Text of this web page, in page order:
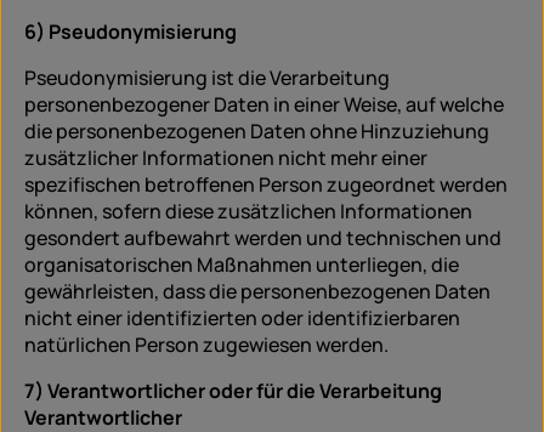
6) Pseudonymisierung
Pseudonymisierung ist die Verarbeitung
personenbezogener Daten in einer Weise, auf welche
die personenbezogenen Daten ohne Hinzuziehung
zusätzlicher Informationen nicht mehr einer
spezifischen betroffenen Person zugeordnet werden
können, sofern diese zusätzlichen Informationen
gesondert aufbewahrt werden und technischen und
organisatorischen Maßnahmen unterliegen, die
gewährleisten, dass die personenbezogenen Daten
nicht einer identifizierten oder identifizierbaren
natürlichen Person zugewiesen werden.
7) Verantwortlicher oder für die Verarbeitung
Verantwortlicher